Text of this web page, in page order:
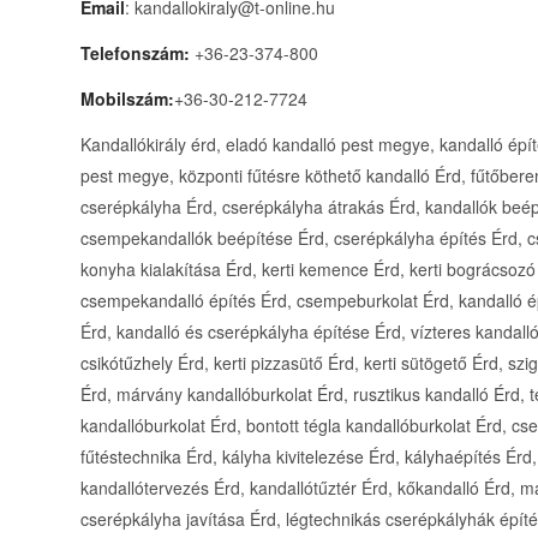
Email: kandallokiraly@t-online.hu
Telefonszám: +36-23-374-800
Mobilszám:+36-30-212-7724
Kandallókirály érd, eladó kandalló pest megye, kandalló építés pest megye, kandalló pest megye cserépkályhás pest megye, központi fűtésre köthető kandalló Érd, fűtőberendezés Érd, kerti konyha Érd, kandallóburkolat Érd, cserépkályha Érd, cserépkályha átrakás Érd, kandallók beépítése Érd, cserépkályhák beépítése Érd, csempekandallók beépítése Érd, cserépkályha építés Érd, cserépkályha átrakás Érd, csempekandalló Érd, kerti konyha kialakítása Érd, kerti kemence Érd, kerti bográcsozó Érd, kerti kemence Érd, klasszikus kandalló Érd, csempekandalló építés Érd, csempeburkolat Érd, kandalló építés kemence Érd, szigetelt szerelt kémény építése Érd, kandalló és cserépkályha építése Érd, vízteres kandalló építése komplett gépészeti szereléssel Érd, csikótűzhely Érd, kerti pizzasütő Érd, kerti sütögető Érd, szigetelt koracél szerelt kémény Érd, gránit kandallóburkolat Érd, márvány kandallóburkolat Érd, rusztikus kandalló Érd, terméskő kandallóburkolat Érd, vakolt fal kandallóburkolat Érd, bontott tégla kandallóburkolat Érd, cserépkályha készítés Érd, cserépkályha kivitelezés Érd, fűtéstechnika Érd, kályha kivitelezése Érd, kályhaépítés Érd, kályhatervezés Érd, kandallókivitelezés Érd, kandallótervezés Érd, kandallótűztér Érd, kőkandalló Érd, márványkandalló Érd, cserépkályha átrakása Érd, cserépkályha javítása Érd, légtechnikás cserépkályhák építése Érd, kályhaépítés Érd, kályha átrakás Érd, kályha javítás Érd, kályha karbantartás Érd, kemence építése Érd, kerti konyha építése Érd, régi és antik cserépkályha átrakás Érd, javítás Érd, csempe pótlás Érd, egyedi csempék gyártása Érd, táblás kályhák Érd, régi kályhák másolatának elkészítése Érd, felrobbant cserépkályha átrakása Érd, cserépkályha csempék utángyártása Érd, hordozható cserépkályha építése Érd, központi fűtésre köthető kandalló Pest vármegye, fűtőberendezés Pest vármegye, kerti konyha Pest vármegye, kandallóburkolat Pest vármegye, cserépkályha Pest vármegye, cserépkályha átrakás Pest vármegye, kandallók beépítése Pest vármegye, cserépkályhák beépítése Pest vármegye, csempekandallók beépítése Pest vármegye, cserépkályha építés Pest vármegye, cserépkályha átrakás Pest vármegye, csempekandalló Pest vármegye, kerti konyha kialakítása Pest vármegye, kerti kemence Pest vármegye, kerti bográcsozó Pest vármegye, kerti kemence Pest vármegye, klasszikus kandalló Pest vármegye, csempekandalló építés Pest vármegye, csempeburkolat Pest vármegye, kandalló építés kemence Pest vármegye, szigetelt szerelt kémény építése Pest vármegye, kandalló és cserépkályha építése Pest vármegye, vízteres kandalló építése komplett gépészeti szereléssel Pest vármegye, csikótűzhely Pest vármegye, kerti pizzasütő Pest vármegye, kerti sütögető Pest vármegye, szigetelt koracél szerelt kémény Pest vármegye, gránit kandallóburkolat Pest vármegye, márvány kandallóburkolat Pest vármegye, rusztikus kandalló Pest vármegye, terméskő kandallóburkolat Pest vármegye, vakolt fal kandallóburkolat Pest vármegye, bontott tégla kandallóburkolat Pest vármegye, cserépkályha készítés Pest vármegye, cserépkályha kivitelezés Pest vármegye, fűtéstechnika Pest vármegye, kályha kivitelezése Pest vármegye, kályhaépítés Pest vármegye, kályhatervezés Pest vármegye, kandallókivitelezés Pest vármegye, kandallótervezés Pest vármegye, kandallótűztér Pest vármegye, kőkandalló Pest vármegye, márványkandalló Pest vármegye, cserépkályha átrakása Pest vármegye, cserépkályha javítása Pest vármegye, légtechnikás cserépkályhák építése Pest vármegye, kályhaépítés Pest vármegye, kályha átrakás Pest vármegye, kályha javítás Pest vármegye, kályha karbantartás Pest vármegye, kemence építése Pest vármegye, kerti konyha építése Pest vármegye, régi és antik cserépkályha átrakás Pest vármegye, javítás Pest vármegye, csempe pótlás Pest vármegye, egyedi csempék gyártása Pest vármegye, táblás kályhák Pest vármegye, régi kályhák másolatának elkészítése Pest vármegye, felrobbant cserépkályha átrakása Pest vármegye, cserépkályha csempék utángyártása Pest vármegye, hordozható cserépkályha építése Pest vármegye, központi fűtésre köthető kandalló Nógrád vármegye, fűtőberendezés Nógrád vármegye, kerti konyha Nógrád vármegye, kandallóburkolat Nógrád vármegye, cserépkályha Nógrád vármegye, cserépkályha átrakás Nógrád vármegye, kandallók beépítése Nógrád vármegye, cserépkályhák beépítése Nógrád vármegye, csempekandallók beépítése Nógrád vármegye, cserépkályha építés Nógrád vármegye, cserépkályha átrakás Nógrád vármegye, csempekandalló Nógrád vármegye, kerti konyha kialakítása Nógrád vármegye, kerti kemence Nógrád vármegye, kerti bográcsozó Nógrád vármegye, kerti kemence Nógrád vármegye, klasszikus kandalló Nógrád vármegye, csempekandalló építés Nógrád vármegye, csempeburkolat Nógrád vármegye, kandalló építés kemence Nógrád vármegye, szigetelt szerelt kémény építése Nógrád vármegye, kandalló és cserépkályha építése Nógrád vármegye, vízteres kandalló építése komplett gépészeti szereléssel Nógrád vármegye, csikótűzhely Nógrád vármegye, kerti pizzasütő Nógrád vármegye, kerti sütögető Nógrád vármegye, szigetelt koracél szerelt kémény Nógrád vármegye, gránit kandallóburkolat Nógrád vármegye, márvány kandallóburkolat Nógrád vármegye, rusztikus kandalló Nógrád vármegye, terméskő kandallóburkolat Nógrád vármegye, vakolt fal kandallóburkolat Nógrád vármegye,